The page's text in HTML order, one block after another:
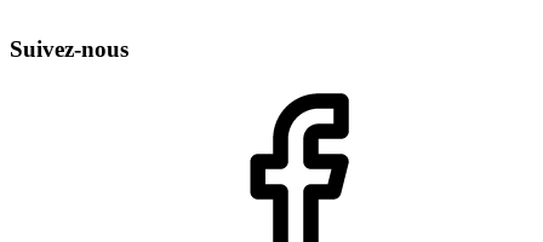
Suivez-nous